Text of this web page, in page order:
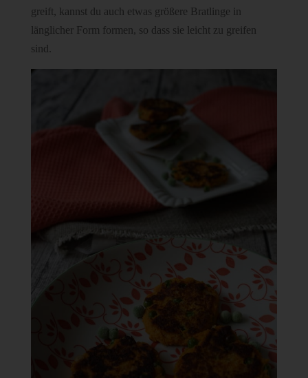
greift, kannst du auch etwas größere Bratlinge in
länglicher Form formen, so dass sie leicht zu greifen
sind.